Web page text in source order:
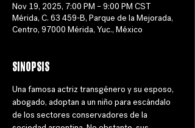
Nov 19, 2025, 7:00 PM – 9:00 PM CST
Mérida, C. 63 459-B, Parque de la Mejorada,
Centro, 97000 Mérida, Yuc., México
Sinopsis
Una famosa actriz transgénero y su esposo,
abogado, adoptan a un niño para escándalo
de los sectores conservadores de la